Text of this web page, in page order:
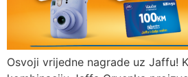
Osvoji vrijedne nagrade uz Jaffu!